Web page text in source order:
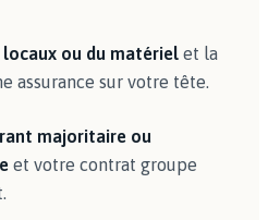
locaux ou du matériel et la
assurance sur votre tête.
majoritaire ou
et votre contrat groupe